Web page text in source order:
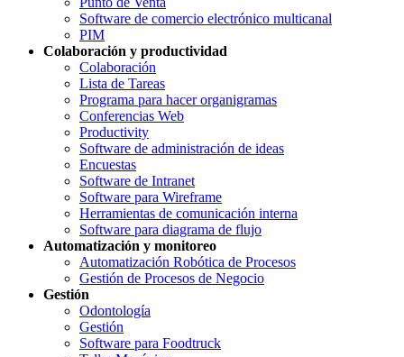
Software de comercio electrónico multicanal
PIM
Colaboración y productividad
Colaboración
Lista de Tareas
Programa para hacer organigramas
Conferencias Web
Productivity
Software de administración de ideas
Encuestas
Software de Intranet
Software para Wireframe
Herramientas de comunicación interna
Software para diagrama de flujo
Automatización y monitoreo
Automatización Robótica de Procesos
Gestión de Procesos de Negocio
Gestión
Odontología
Gestión
Software para Foodtruck